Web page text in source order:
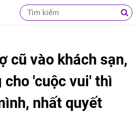
cũ vào khách sạn,
'cuộc vui' thì
nhất quyết